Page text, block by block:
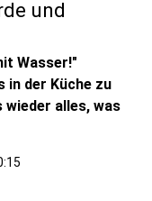
und
Wasser!"
in der Küche zu
wieder alles, was